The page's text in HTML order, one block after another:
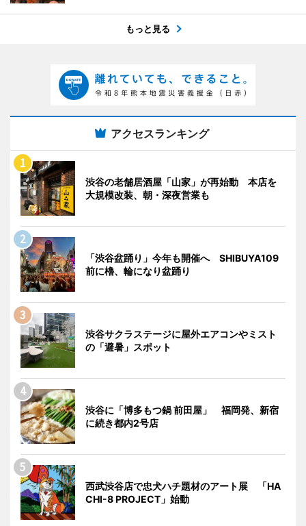
もっと見る
アクセスランキング
渋谷の老舗居酒屋「山家」が再始動 本店を
大規模改装、朝・深夜営業も
「渋谷盆踊り」今年も開催へ SHIBUYA109
前に櫓、輪になり盆踊り
渋谷サクラステージに屋外エアコンやミスト
の「避暑」スポット
渋谷に「博多もつ鍋 前田屋」 福岡発、新宿
に続き都内2号店
西武渋谷店で忠犬ハチ題材のアート展 「HA
CHI-8 PROJECT」始動